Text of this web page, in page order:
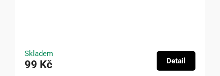
Skladem
99 Kč Detail